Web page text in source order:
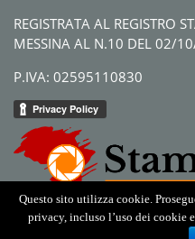
REGISTRATA AL REGISTRO
MESSINA AL N.10 DEL 02/
P.IVA: 02595110830
Questo sito utilizza cookie.
privacy, incluso l’uso dei cookie